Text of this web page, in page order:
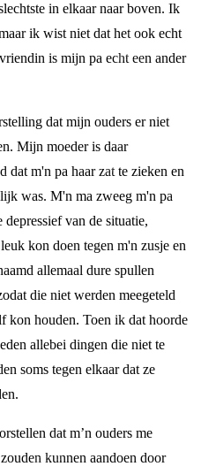
in elkaar naar boven. Ik
ik wist niet dat het ook echt
is mijn pa echt een ander
dat mijn ouders er niet
Mijn moeder is daar
dat m'n pa haar zat te zieken en
was. M'n ma zweeg m'n pa
van de situatie,
kon doen tegen m'n zusje en
allemaal dure spullen
die niet werden meegeteld
kon houden. Toen ik dat hoorde
allebei dingen die niet te
soms tegen elkaar dat ze
dat m’n ouders me
kunnen aandoen door